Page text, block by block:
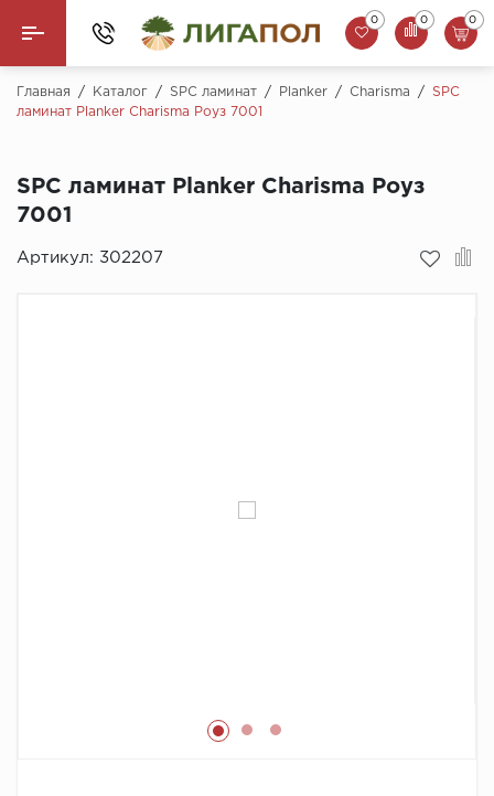
Назад
Кварцвинил (LVT)
0 0 0
Главная / Каталог / SPC ламинат / Planker / Charisma /
SPC
ламинат Planker Charisma Роуз 7001
SPC ламинат Planker Charisma Роуз
7001
Артикул: 302207